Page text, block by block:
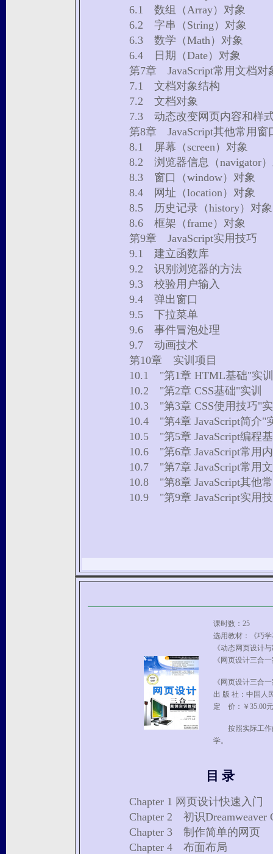
6.1 数组（Array）对象
6.2 字串（String）对象
6.3 数学（Math）对象
6.4 日期（Date）对象
第7章 JavaScript常用文档
7.1 文档对象结构
7.2 文档对象
7.3 动态改变网页内容和
第8章 JavaScript其他常用
8.1 屏幕（screen）对象
8.2 浏览器信息（navigator
8.3 窗口（window）对象
8.4 网址（location）对象
8.5 历史记录（history）对
8.6 框架（frame）对象
第9章 JavaScript实用技巧
9.1 建立函数库
9.2 识别浏览器的方法
9.3 校验用户输入
9.4 弹出窗口
9.5 下拉菜单
9.6 事件冒泡处理
9.7 动画技术
第10章 实训项目
10.1 "第1章 HTML基础"
10.2 "第2章 CSS基础"实训
10.3 "第3章 CSS使用技巧
10.4 "第4章 JavaScript简
10.5 "第5章 JavaScript编
10.6 "第6章 JavaScript常
10.7 "第7章 JavaScript常
10.8 "第8章 JavaScript其他
10.9 "第9章 JavaScript实用
课时数：25
选用教材：《巧学
《动态网页设计
《网页设计三合
《网页设计三合
出 版 社：中国人
定 价：￥35.00元
按照实际工作的
学。
目 录
Chapter 1 网页设计快速入门
Chapter 2 初识Dreamweaver
Chapter 3 制作简单的网页
Chapter 4 布面布局